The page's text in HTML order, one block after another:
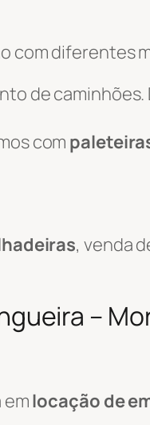
com diferentes
de
com
, venda
–
locação de